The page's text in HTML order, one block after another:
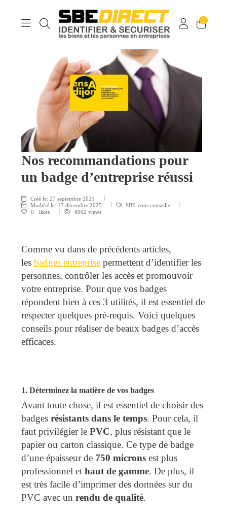
0
Nos recommandations pour
un badge d’entreprise réussi
Créé le: 27 septembre 2021
Modifié le: 17 décembre 2025
SBE vous conseille
0
likes 8002 views
Comme vu dans de précédents articles,
les badges entreprise permettent d’identifier les
personnes, contrôler les accès et promouvoir
votre entreprise. Pour que vos badges
répondent bien à ces 3 utilités, il est essentiel de
respecter quelques pré-requis. Voici quelques
conseils pour réaliser de beaux badges d’accès
efficaces.
1. Déterminez la matière de vos badges
Avant toute chose, il est essentiel de choisir des
badges résistants dans le temps. Pour cela, il
faut privilégier le PVC, plus résistant que le
papier ou carton classique. Ce type de badge
d’une épaisseur de 750 microns est plus
professionnel et haut de gamme. De plus, il
est très facile d’imprimer des données sur du
PVC avec un rendu de qualité.